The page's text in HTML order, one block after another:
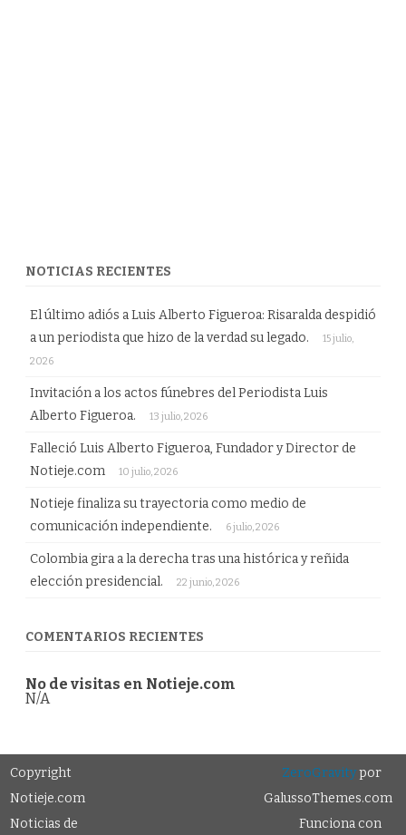
NOTICIAS RECIENTES
El último adiós a Luis Alberto Figueroa: Risaralda despidió
a un periodista que hizo de la verdad su legado.
15 julio,
2026
Invitación a los actos fúnebres del Periodista Luis
Alberto Figueroa.
13 julio, 2026
Falleció Luis Alberto Figueroa, Fundador y Director de
Notieje.com
10 julio, 2026
Notieje finaliza su trayectoria como medio de
comunicación independiente.
6 julio, 2026
Colombia gira a la derecha tras una histórica y reñida
elección presidencial.
22 junio, 2026
COMENTARIOS RECIENTES
No de visitas en Notieje.com
N/A
Copyright
Notieje.com
Noticias de
ZeroGravitypor
GalussoThemes.com
Funciona con